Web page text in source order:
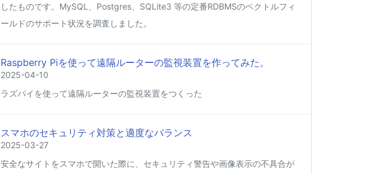
したものです。MySQL、Postgres、SQLite3 等の定番RDBMSのベクトルフィ
ールドのサポート状況を調査しました。
Raspberry Piを使って遠隔ルーターの監視装置を作ってみた。
2025-04-10
ラズパイを使って遠隔ルーターの監視装置をつくった
スマホのセキュリティ対策と適度なバランス
2025-03-27
安全なサイトをスマホで開いた際に、セキュリティ警告や画像表示の不具合が